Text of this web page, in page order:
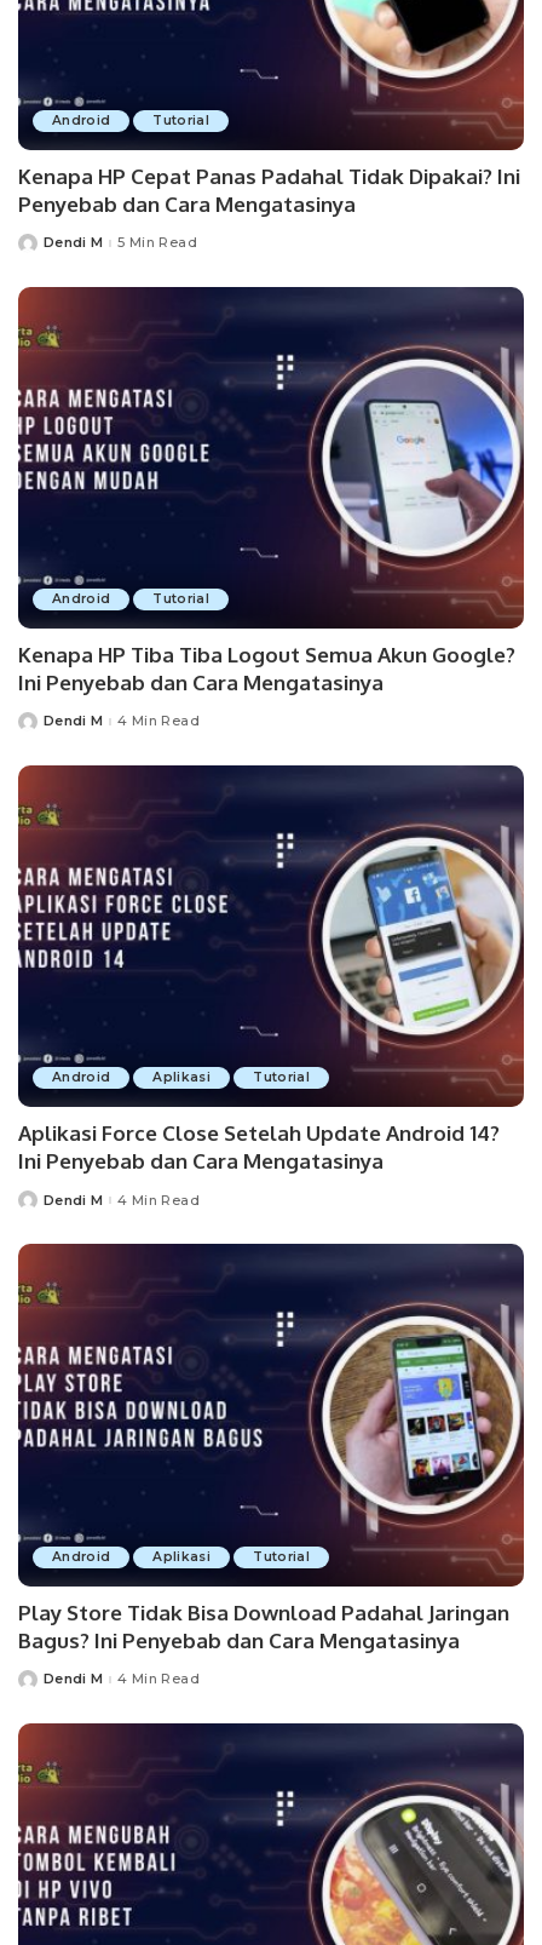
Android Tutorial
Kenapa HP Cepat Panas Padahal Tidak Dipakai? Ini
Penyebab dan Cara Mengatasinya
PostedDendi M 5 Min Read
Android Tutorial
Kenapa HP Tiba Tiba Logout Semua Akun Google?
Ini Penyebab dan Cara Mengatasinya
PostedDendi M 4 Min Read
Android Aplikasi Tutorial
Aplikasi Force Close Setelah Update Android 14?
Ini Penyebab dan Cara Mengatasinya
PostedDendi M 4 Min Read
Android Aplikasi Tutorial
Play Store Tidak Bisa Download Padahal Jaringan
Bagus? Ini Penyebab dan Cara Mengatasinya
PostedDendi M 4 Min Read